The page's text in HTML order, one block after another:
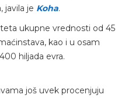
javila je Koha.
ukupne vrednosti od 45
kao i u osam
hiljada evra.
još uvek procenjuju